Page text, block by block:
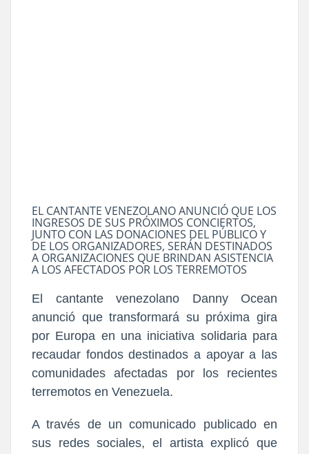
EL CANTANTE VENEZOLANO ANUNCIÓ QUE LOS
INGRESOS DE SUS PRÓXIMOS CONCIERTOS,
JUNTO CON LAS DONACIONES DEL PÚBLICO Y
DE LOS ORGANIZADORES, SERÁN DESTINADOS
A ORGANIZACIONES QUE BRINDAN ASISTENCIA
A LOS AFECTADOS POR LOS TERREMOTOS
El cantante venezolano Danny Ocean
anunció que transformará su próxima gira
por Europa en una iniciativa solidaria para
recaudar fondos destinados a apoyar a las
comunidades afectadas por los recientes
terremotos en Venezuela.
A través de un comunicado publicado en
sus redes sociales, el artista explicó que